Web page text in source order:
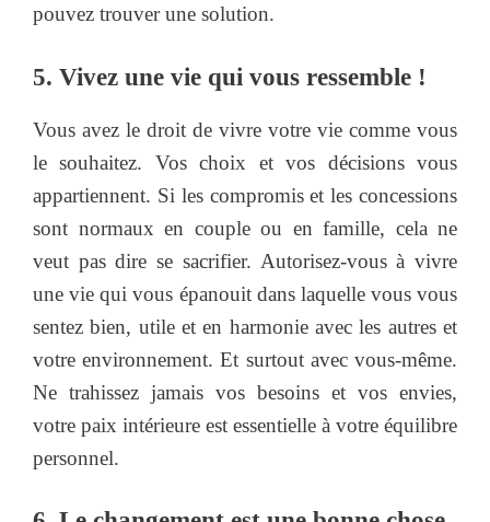
pouvez trouver une solution.
5. Vivez une vie qui vous ressemble !
Vous avez le droit de vivre votre vie comme vous
le souhaitez. Vos choix et vos décisions vous
appartiennent. Si les compromis et les concessions
sont normaux en couple ou en famille, cela ne
veut pas dire se sacrifier. Autorisez-vous à vivre
une vie qui vous épanouit dans laquelle vous vous
sentez bien, utile et en harmonie avec les autres et
votre environnement. Et surtout avec vous-même.
Ne trahissez jamais vos besoins et vos envies,
votre paix intérieure est essentielle à votre équilibre
personnel.